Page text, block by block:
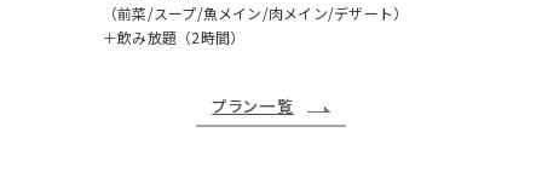
（前菜/スープ/魚メイン/肉メイン/デザート）
＋飲み放題（2時間）
プラン一覧